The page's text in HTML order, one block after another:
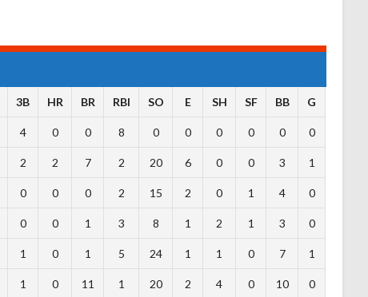
3B HR BR RBI SO E SH SF BB G
4 0 0 8 0 0 0 0 0 0
2 2 7 2 20 6 0 0 3 1
0 0 0 2 15 2 0 1 4 0
0 0 1 3 8 1 2 1 3 0
1 0 1 5 24 1 1 0 7 1
1 0 11 1 20 2 4 0 10 0